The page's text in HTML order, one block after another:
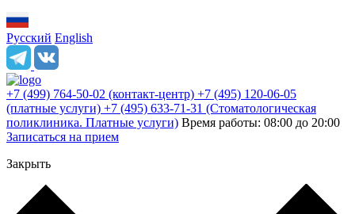
Русский English
+7 (499) 764-50-02 (контакт-центр) +7 (495) 120-06-05
(платные услуги) +7 (495) 633-71-31 (Стоматологическая
поликлиника. Платные услуги) Время работы: 08:00 до 20:00
Записаться на прием
Закрыть